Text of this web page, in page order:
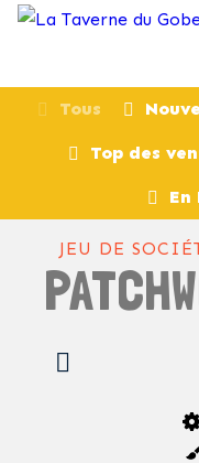
Tous
Top des
En
JEU DE